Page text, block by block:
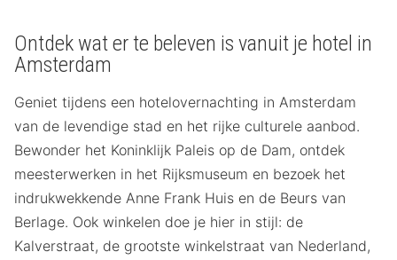
Ontdek wat er te beleven is vanuit je hotel in
Amsterdam
Geniet tijdens een hotelovernachting in Amsterdam
van de levendige stad en het rijke culturele aanbod.
Bewonder het Koninklijk Paleis op de Dam, ontdek
meesterwerken in het Rijksmuseum en bezoek het
indrukwekkende Anne Frank Huis en de Beurs van
Berlage. Ook winkelen doe je hier in stijl: de
Kalverstraat, de grootste winkelstraat van Nederland,